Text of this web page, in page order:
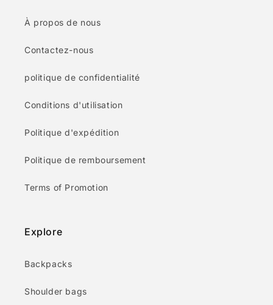
À propos de nous
Contactez-nous
politique de confidentialité
Conditions d'utilisation
Politique d'expédition
Politique de remboursement
Terms of Promotion
Explore
Backpacks
Shoulder bags